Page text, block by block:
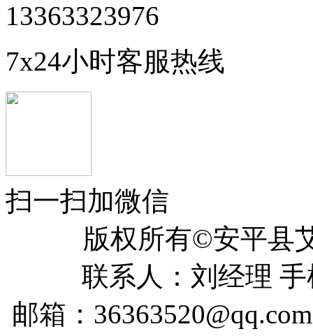
13363323976
7x24小时客服热线
扫一扫加微信
版权所有©安平
联系人：刘经理 手
邮箱：